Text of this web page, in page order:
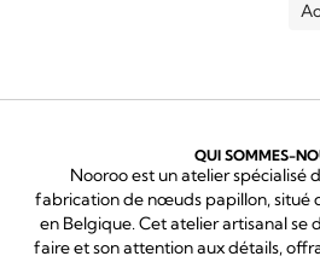
QUI SOMMES-
Nooroo est un atelier spécialisé
fabrication de nœuds papillon, situé
en Belgique. Cet atelier artisanal se
faire et son attention aux détails,